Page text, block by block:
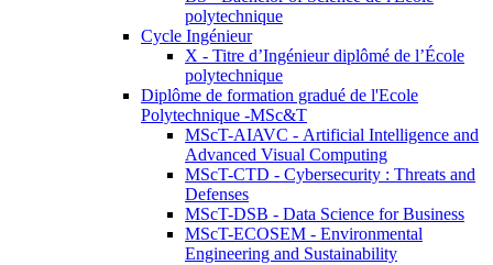
polytechnique
Cycle Ingénieur
X - Titre d’Ingénieur diplômé de l’École
polytechnique
Diplôme de formation gradué de l'Ecole
Polytechnique -MSc&T
MScT-AIAVC - Artificial Intelligence and
Advanced Visual Computing
MScT-CTD - Cybersecurity : Threats and
Defenses
MScT-DSB - Data Science for Business
MScT-ECOSEM - Environmental
Engineering and Sustainability